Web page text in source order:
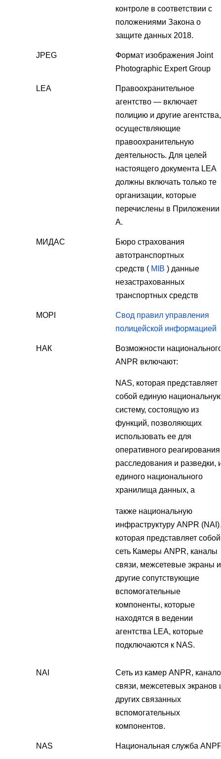
контроле в соответствии с
положениями Закона о
защите данных 2018.
JPEG
Формат изображения Joint
Photographic Expert Group
LEA
Правоохранительное
агентство — включает
полицию и другие агентства,
осуществляющие
правоохранительную
деятельность. Для целей
настоящего документа LEA
должны включать только те
организации, которые
перечислены в Приложении
A.
МИДАС
Бюро страхования
автотранспортных
средств ( MIB ) данные
незастрахованных
транспортных средств
MOPI
Свод правил управления
полицейской информацией
НАК
Возможности
ANPR включают:
NAS, которая представляет
собой единую
систему, состоящую из
функций, позволяющих
использовать ее для
оперативного
расследования и разведки,
единого национального
хранилища данных, а
также национальную
инфраструктуру ANPR (NAI),
которая представляет собой
сеть Камеры ANPR, каналы
связи, межсетевые экраны и
другие сопутствующие
вспомогательные
компоненты, которые
находятся в ведении
агентства LEA, которые
подключаются к NAS.
NAI
Сеть из камер ANPR,
связи, межсетевых экранов
других связанных
вспомогательных
компонентов.
NAS Национальная служба